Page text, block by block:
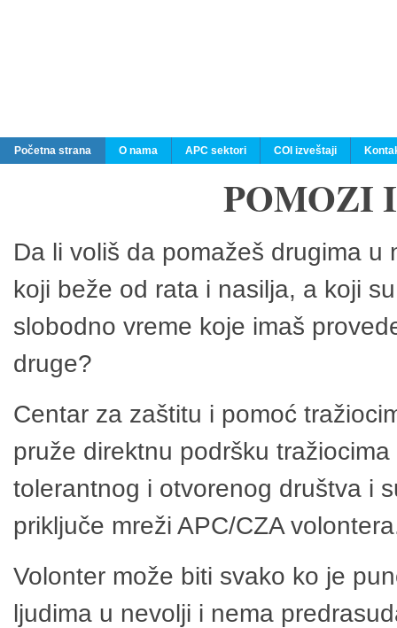
Početna strana O nama APC sektori COI izveštaji
POMOZI
Da li voliš da pomažeš drugima
koji beže od rata i nasilja, a koji
slobodno vreme koje imaš
druge?
Centar za zaštitu i pomoć
pruže direktnu podršku
tolerantnog i otvorenog društva i
priključe mreži APC/CZA
Volonter može biti svako ko je
ljudima u nevolji i nema